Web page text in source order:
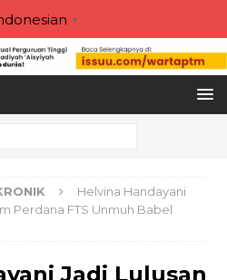
▼
Helvina Handayani
Perdana FTS Unmuh Babel
Jadi Lulusan